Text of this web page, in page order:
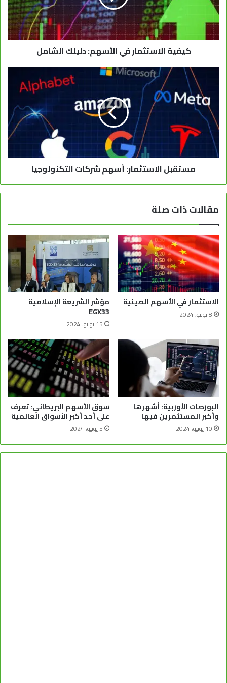
كيفية الاستثمار في الأسهم: دليلك الشامل
مستقبل الاستثمار: أسهم شركات التكنولوجيا
مقالات ذات صلة
الاستثمار في الأسهم الصينية
8 يوليو، 2024
مؤشر الشريعة الإسلامية
EGX33
15 يونيو، 2024
البورصات الأوربية: أشهرها
وأكبر المستثمرين فيها
10 يونيو، 2024
سوق الأسهم البريطاني: تعرف
على أحد أكبر الأسواق العالمية
5 يونيو، 2024